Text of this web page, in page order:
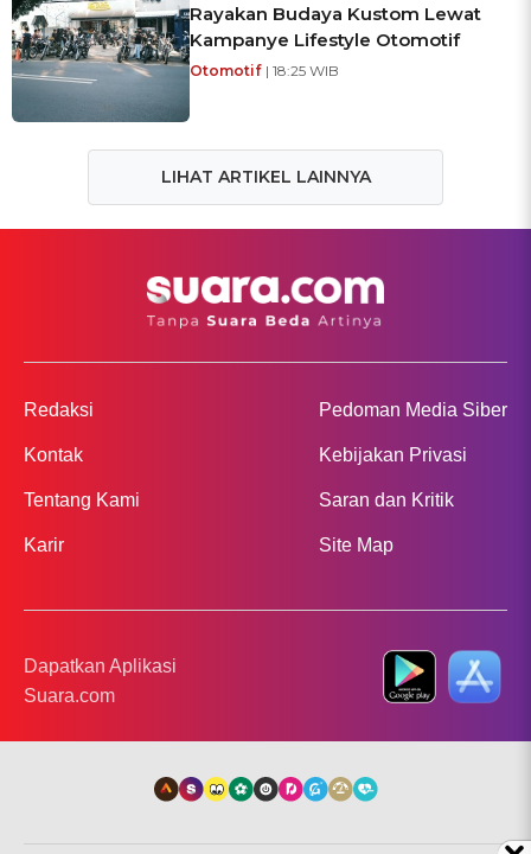
Rayakan Budaya Kustom Lewat
Kampanye Lifestyle Otomotif
Otomotif | 18:25 WIB
LIHAT ARTIKEL LAINNYA
Redaksi
Kontak
Tentang Kami
Karir
Pedoman Media Siber
Kebijakan Privasi
Saran dan Kritik
Site Map
Dapatkan Aplikasi
Suara.com